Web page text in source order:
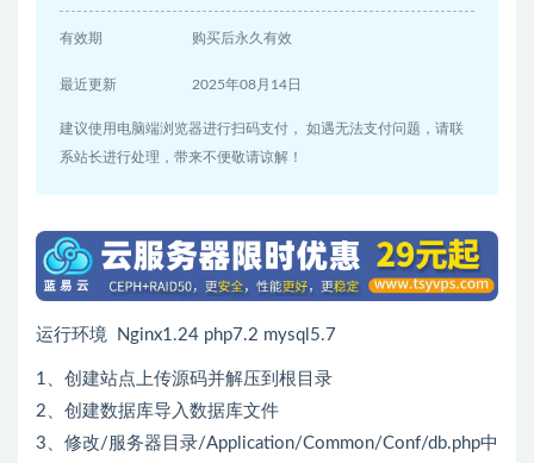
有效期 购买后永久有效
最近更新 2025年08月14日
建议使用电脑端浏览器进行扫码支付， 如遇无法支付问题，请联
系站长进行处理，带来不便敬请谅解！
运行环境 Nginx1.24 php7.2 mysql5.7
1、创建站点上传源码并解压到根目录
2、创建数据库导入数据库文件
3、修改/服务器目录/Application/Common/Conf/db.php中